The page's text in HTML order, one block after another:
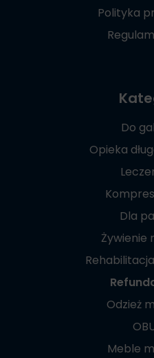
Polityka
Do
Opieka
Dla
Żywienie
Odzież
Meble